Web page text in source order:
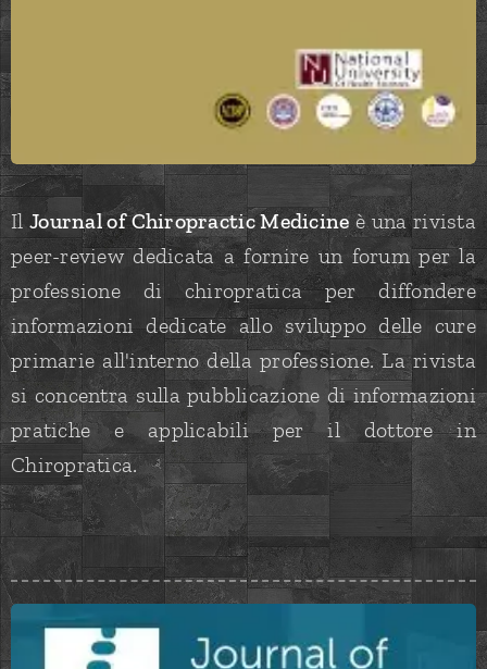
IlJournal of Chiropractic Medicineè una rivista
peer-review dedicata a fornire un forum per la
professione di chiropratica per diffondere
informazioni dedicate allo sviluppo delle cure
primarie all'interno della professione. La rivista
si concentra sulla pubblicazione di informazioni
pratiche e applicabili per il dottore in
Chiropratica.